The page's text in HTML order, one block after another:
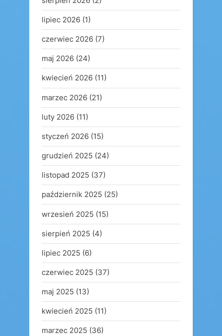
lipiec 2026 (1)
czerwiec 2026 (7)
maj 2026 (24)
kwiecień 2026 (11)
marzec 2026 (21)
luty 2026 (11)
styczeń 2026 (15)
grudzień 2025 (24)
listopad 2025 (37)
październik 2025 (25)
wrzesień 2025 (15)
sierpień 2025 (4)
lipiec 2025 (6)
czerwiec 2025 (37)
maj 2025 (13)
kwiecień 2025 (11)
marzec 2025 (36)